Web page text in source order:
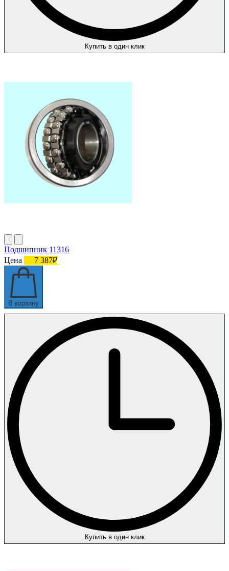
Купить в один клик
Подшипник 11316
Цена
7 387₽
В корзину
Купить в один клик